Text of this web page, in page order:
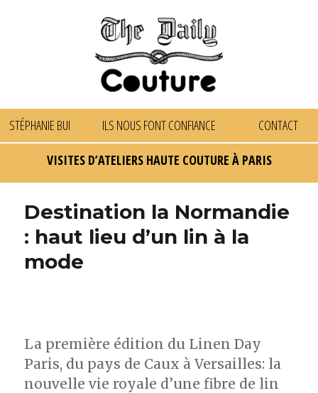
STÉPHANIE BUI ILS NOUS FONT CONFIANCE CONTACT
VISITES D’ATELIERS HAUTE COUTURE À PARIS
Destination la Normandie
: haut lieu d’un lin à la
mode
La première édition du Linen Day
Paris, du pays de Caux à Versailles: la
nouvelle vie royale d’une fibre de lin